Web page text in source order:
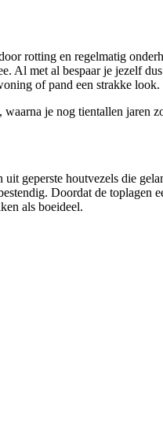
rotting en regelmatig
met al bespaar je jezelf
of pand een strakke look.
je nog tientallen jaren
geperste houtvezels die
Doordat de
als boeideel.